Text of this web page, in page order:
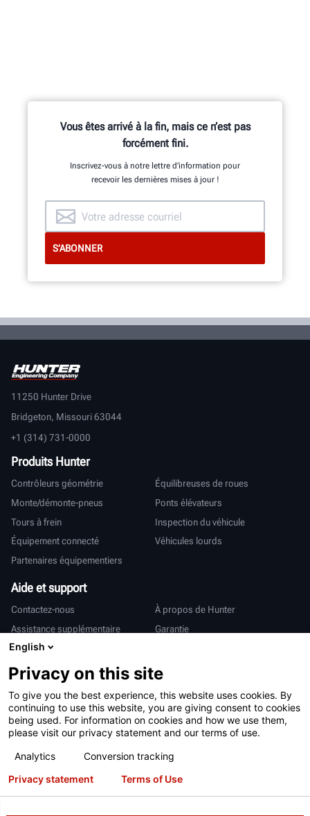
Vous êtes arrivé à la fin, mais ce n’est pas
forcément fini.
Inscrivez-vous à notre lettre d’information pour
recevoir les dernières mises à jour !
11250 Hunter Drive
Bridgeton, Missouri 63044
+1 (314) 731-0000
Produits Hunter
Contrôleurs géométrie
Équilibreuses de roues
Monte/démonte-pneus
Ponts élévateurs
Tours à frein
Inspection du véhicule
Équipement connecté
Véhicules lourds
Partenaires équipementiers
Aide et support
Contactez-nous
À propos de Hunter
Assistance supplémentaire
Garantie
International
Ventes et services
Deutsch
亨特中国
Conditions d’utilisation
Déclaration de confidentialité
Brevets
Connexion
English
Privacy on this site
To give you the best experience, this website uses cookies. By
continuing to use this website, you are giving consent to cookies
being used. For information on cookies and how we use them,
please visit our privacy statement and our terms of use.
Analytics
Conversion tracking
Privacy statement
Terms of Use